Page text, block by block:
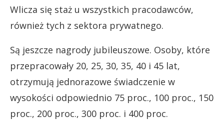
Wlicza się staż u wszystkich pracodawców,
również tych z sektora prywatnego.
Są jeszcze nagrody jubileuszowe. Osoby, które
przepracowały 20, 25, 30, 35, 40 i 45 lat,
otrzymują jednorazowe świadczenie w
wysokości odpowiednio 75 proc., 100 proc., 150
proc., 200 proc., 300 proc. i 400 proc.